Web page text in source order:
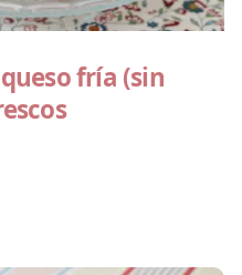
fría (sin